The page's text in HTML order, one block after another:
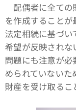
配偶者に全ての
を作成すること
法定相続に基づ
希望が反映され
問題にも注意が
められていないた
財産を受け取るこ